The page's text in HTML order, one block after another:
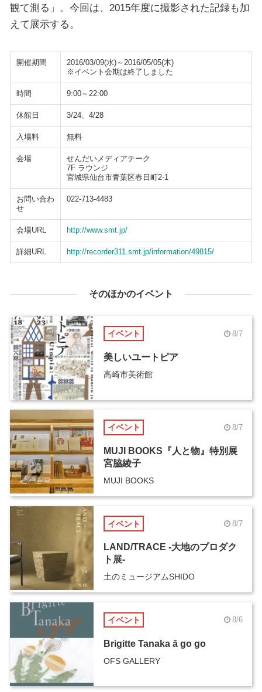
観て測る」。今回は、2015年度に撮影された記録も加
えて展示する。
開催期間
2016/03/09(水)～2016/05/05(木)
※イベント会期は終了しました
時間 9:00～22:00
休館日 3/24、4/28
入場料 無料
会場
せんだいメディアテーク
7F ラウンジ
宮城県仙台市青葉区春日町2-1
お問い合わ
せ
022-713-4483
会場URL http://www.smt.jp/
詳細URL http://recorder311.smt.jp/information/49815/
そのほかのイベント
イベント 8/7
美しいユートピア
高崎市美術館
イベント 8/7
MUJI BOOKS『人と物』特別展
宮脇綾子
MUJI BOOKS
イベント 8/7
LAND/TRACE -大地のプロダク
ト展-
土のミュージアムSHIDO
イベント 8/6
Brigitte Tanaka ā go go
OFS GALLERY